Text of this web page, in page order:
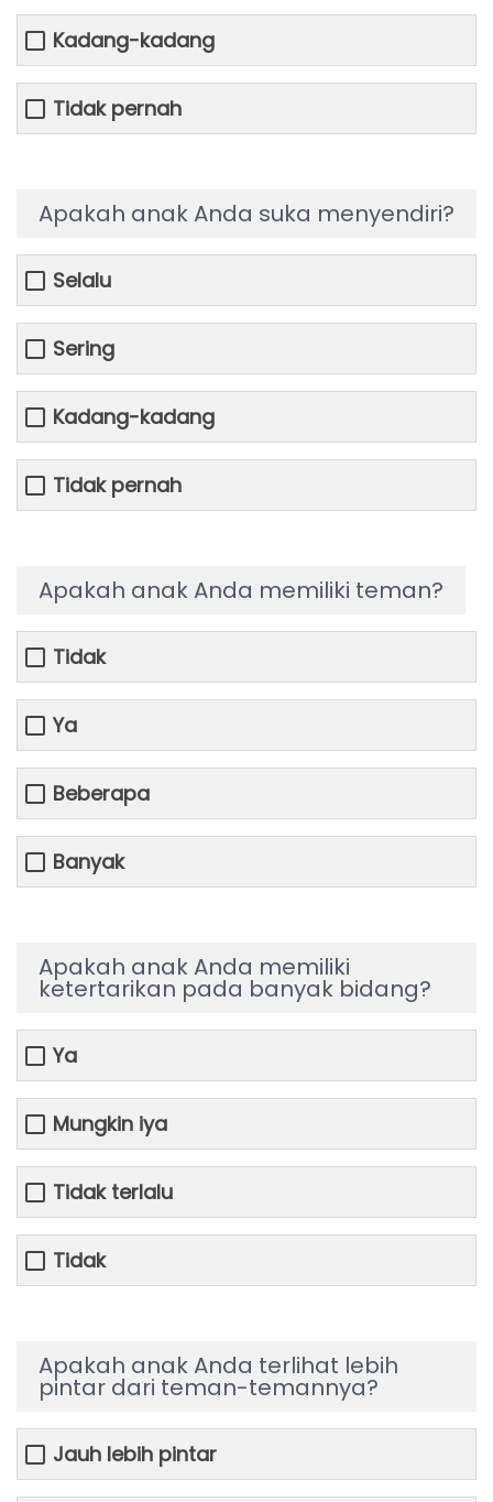
Kadang-kadang
Tidak pernah
Apakah anak Anda suka menyendiri?
Selalu
Sering
Kadang-kadang
Tidak pernah
Apakah anak Anda memiliki teman?
Tidak
Ya
Beberapa
Banyak
Apakah anak Anda memiliki
ketertarikan pada banyak bidang?
Ya
Mungkin iya
Tidak terlalu
Tidak
Apakah anak Anda terlihat lebih
pintar dari teman-temannya?
Jauh lebih pintar